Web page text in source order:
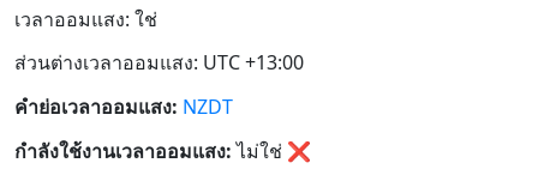
เวลาออมแสง: ใช่
ส่วนต่างเวลาออมแสง: UTC +13:00
คำย่อเวลาออมแสง: NZDT
กำลังใช้งานเวลาออมแสง:ไม่ใช่ ❌